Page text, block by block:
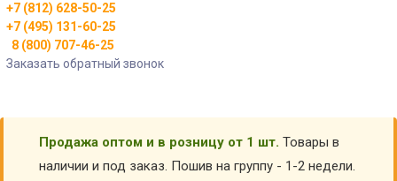
+7 (812) 628-50-25
+7 (495) 131-60-25
8 (800) 707-46-25
Заказать обратный звонок
Продажа оптом и в розницу от 1 шт. Товары в
наличии и под заказ. Пошив на группу - 1-2 недели.